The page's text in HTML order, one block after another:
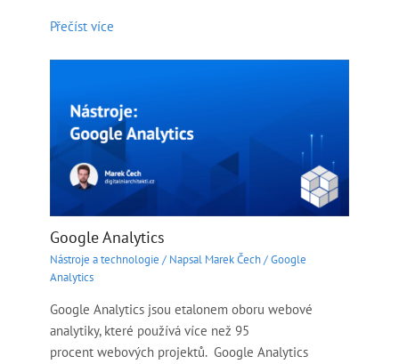
Přečíst více
Google Analytics
Nástroje a technologie / Napsal Marek Čech/Google
Analytics
Google Analytics jsou etalonem oboru webové
analytiky, které používá více než 95
procent webových projektů. Google Analytics